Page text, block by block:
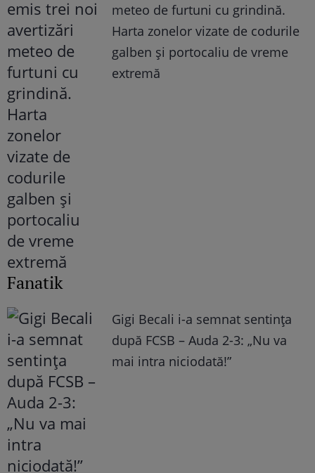
meteo de furtuni cu grindină.
Harta zonelor vizate de codurile
galben și portocaliu de vreme
extremă
Fanatik
Gigi Becali i-a semnat sentința
după FCSB – Auda 2-3: „Nu va
mai intra niciodată!”